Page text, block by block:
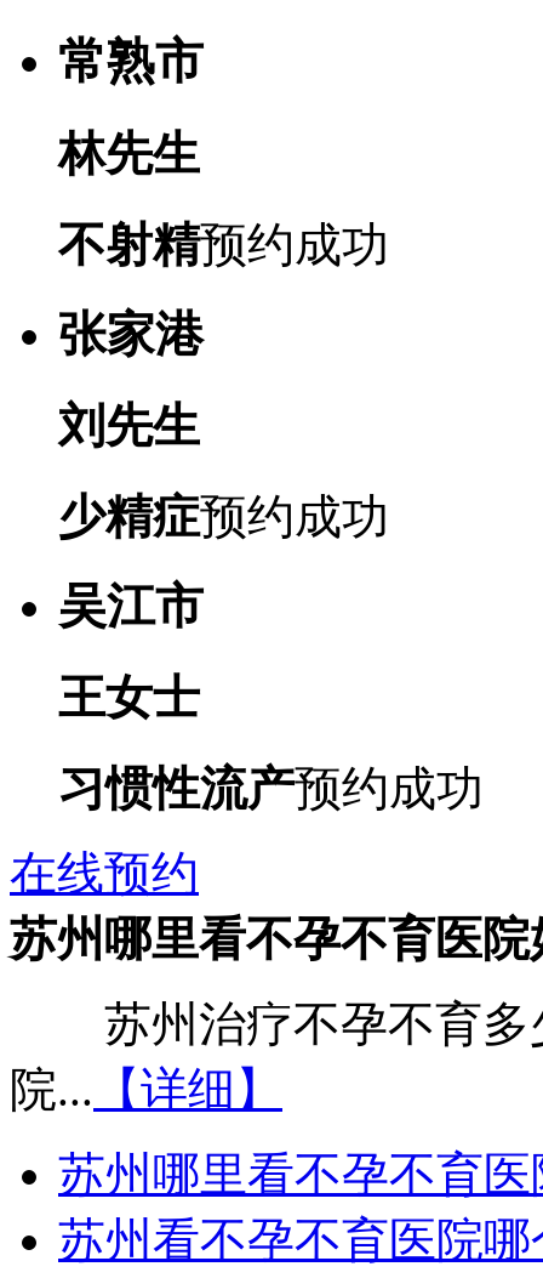
常熟市
林先生
不射精预约成功
张家港
刘先生
少精症预约成功
吴江市
王女士
习惯性流产预约成功
在线预约
苏州哪里看不孕不育医院
苏州治疗不孕不育多
院... 【详细】
苏州哪里看不孕不育医
苏州看不孕不育医院哪